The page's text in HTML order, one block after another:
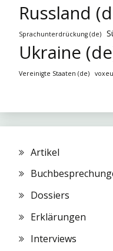
Russland
Sprachunterdrückung (de)
Ukraine
Vereinigte Staaten (de)
Artikel
Dossiers
Erklärungen
Interviews